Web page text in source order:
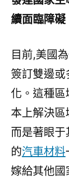
續面臨障礙
目前,美國
簽訂雙邊
化。這種區
本上解決
而是著眼
的汽車材料
嫁給其他國